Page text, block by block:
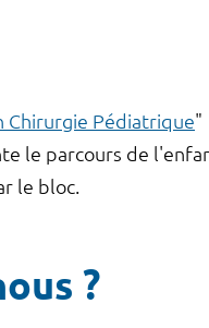
Chirurgie Pédiatrique"
le parcours de
le bloc.
?